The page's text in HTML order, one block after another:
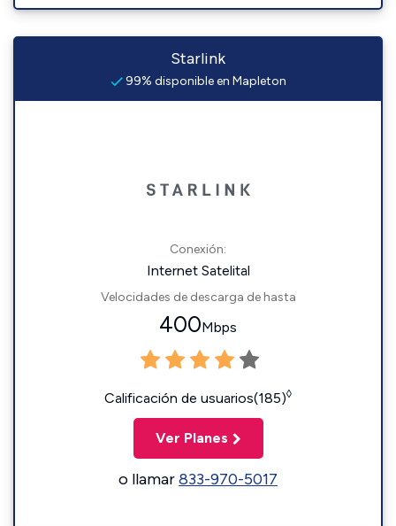
Starlink
99% disponible en Mapleton
Conexión:
Internet Satelital
Velocidades de descarga de hasta
400Mbps
Calificación de usuarios(185)◊
Ver Planes
o llamar833-970-5017